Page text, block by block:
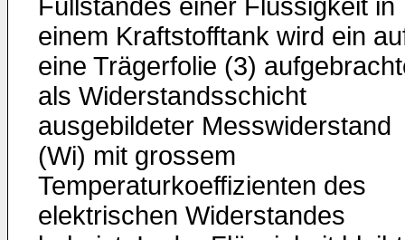
Füllstandes einer Flüssigkeit in
einem Kraftstofftank wird ein
eine Trägerfolie (3)
als Widerstandsschicht
ausgebildeter Messwiderstand
(Wi) mit grossem
Temperaturkoeffizienten des
elektrischen Widerstandes